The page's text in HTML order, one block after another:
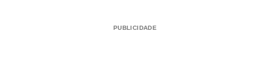
PUBLICIDADE